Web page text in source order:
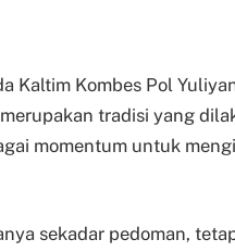
Kaltim Kombes Pol
tradisi yang
momentum untuk
sekadar pedoman,